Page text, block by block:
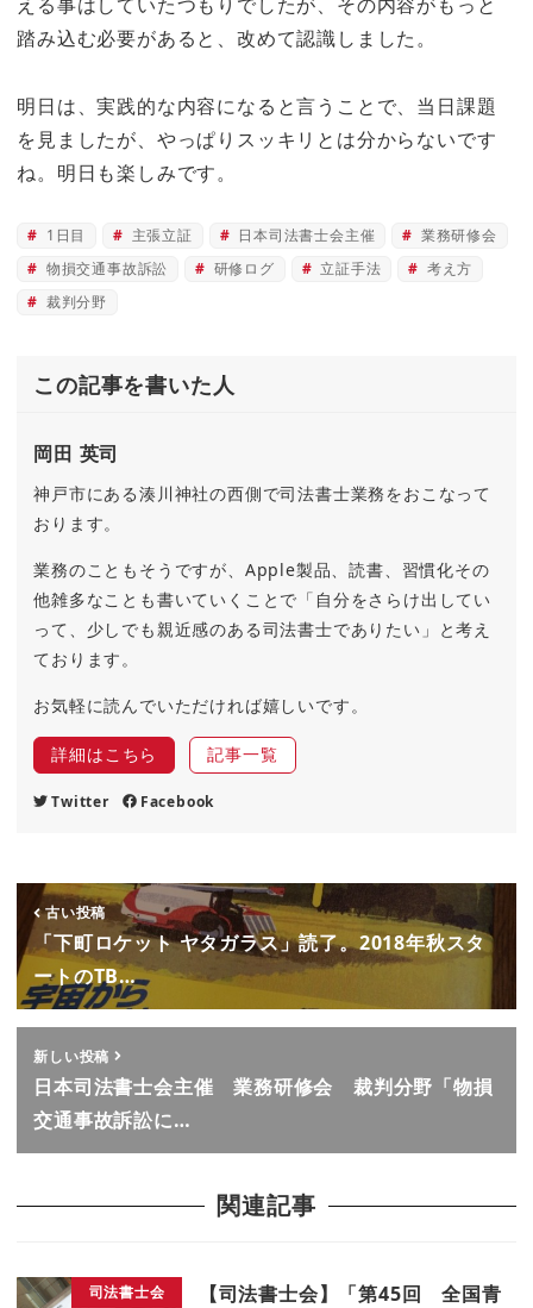
える事はしていたつもりでしたが、その内容がもっと
踏み込む必要があると、改めて認識しました。
明日は、実践的な内容になると言うことで、当日課題
を見ましたが、やっぱりスッキリとは分からないです
ね。明日も楽しみです。
1日目 主張立証 日本司法書士会主催
業務研修会
物損交通事故訴訟
研修ログ 立証手法
考え方
裁判分野
この記事を書いた人
岡田 英司
神戸市にある湊川神社の西側で司法書士業務をおこなって
おります。
業務のこともそうですが、Apple製品、読書、習慣化その
他雑多なことも書いていくことで「自分をさらけ出してい
って、少しでも親近感のある司法書士でありたい」と考え
ております。
お気軽に読んでいただければ嬉しいです。
詳細はこちら 記事一覧
Twitter Facebook
古い投稿
「下町ロケット ヤタガラス」読了。2018年秋スタ
ートのTB…
新しい投稿
日本司法書士会主催 業務研修会 裁判分野「物損
交通事故訴訟に…
関連記事
司法書士会
【司法書士会】「第45回 全国青